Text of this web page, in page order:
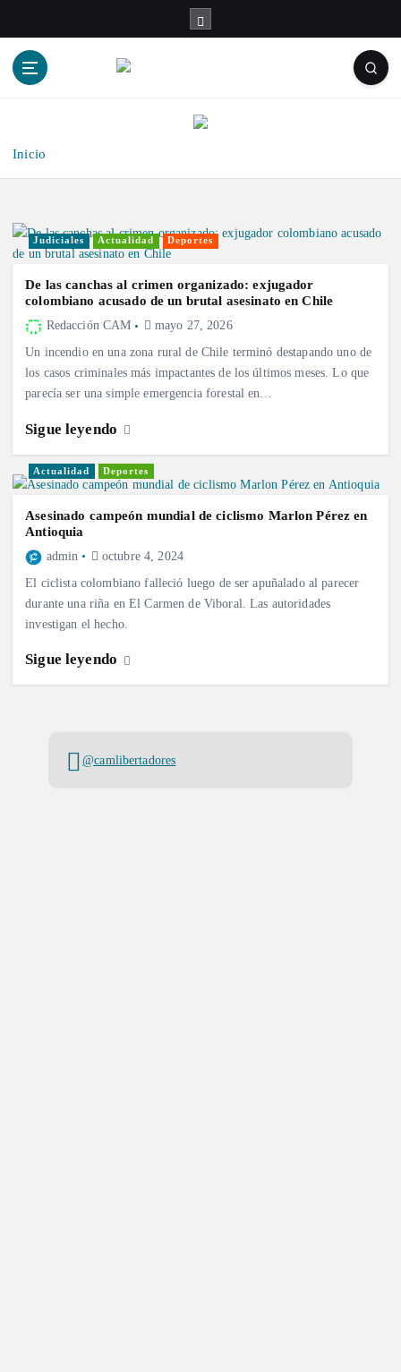
Inicio
Judiciales Actualidad Deportes
De las canchas al crimen organizado: exjugador
colombiano acusado de un brutal asesinato en Chile
Redacción CAM mayo 27, 2026
Un incendio en una zona rural de Chile terminó destapando uno de
los casos criminales más impactantes de los últimos meses. Lo que
parecía ser una simple emergencia forestal en…
Sigue leyendo
Actualidad Deportes
Asesinado campeón mundial de ciclismo Marlon Pérez en
Antioquia
admin octubre 4, 2024
El ciclista colombiano falleció luego de ser apuñalado al parecer
durante una riña en El Carmen de Viboral. Las autoridades
investigan el hecho.
Sigue leyendo
@camlibertadores